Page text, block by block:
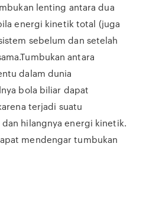
lenting antara dua
energi kinetik total (juga
sebelum dan setelah
antara
dalam dunia
bola biliar dapat
terjadi suatu
hilangnya energi kinetik.
mendengar tumbukan